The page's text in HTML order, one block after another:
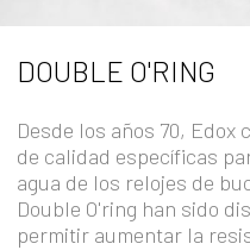
DOUBLE O'RING
Desde los años 70,
de calidad específicas
agua de los relojes de
Double O'ring han sido
permitir aumentar la